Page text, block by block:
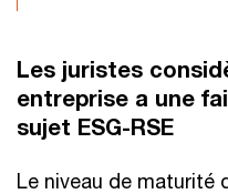
Les juristes
entreprise a une
sujet ESG-RSE
Le niveau de maturité